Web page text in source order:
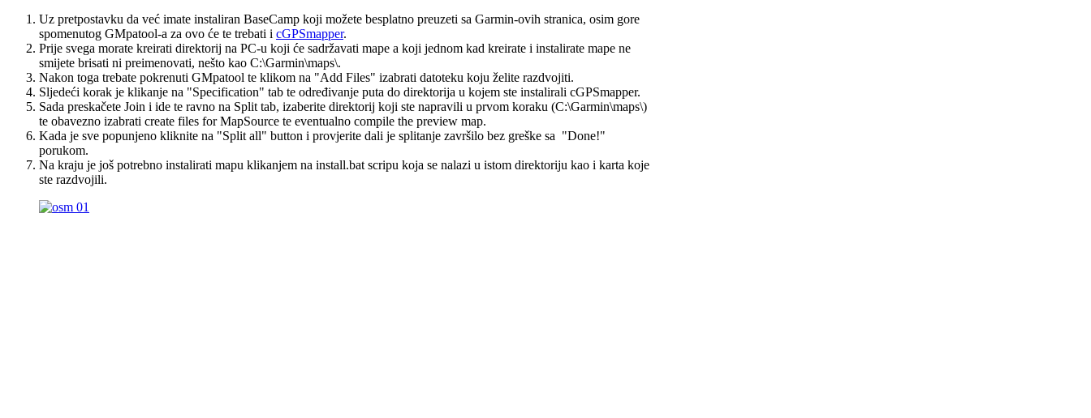
Uz pretpostavku da već imate instaliran BaseCamp koji možete besplatno preuzeti sa Garmin-ovih stranica, osim gore
spomenutog GMpatool-a za ovo će te trebati i cGPSmapper.
Prije svega morate kreirati direktorij na PC-u koji će sadržavati mape a koji jednom kad kreirate i instalirate mape ne
smijete brisati ni preimenovati, nešto kao C:\Garmin\maps\.
Nakon toga trebate pokrenuti GMpatool te klikom na "Add Files" izabrati datoteku koju želite razdvojiti.
Sljedeći korak je klikanje na "Specification" tab te određivanje puta do direktorija u kojem ste instalirali cGPSmapper.
Sada preskačete Join i ide te ravno na Split tab, izaberite direktorij koji ste napravili u prvom koraku (C:\Garmin\maps\)
te obavezno izabrati create files for MapSource te eventualno compile the preview map.
Kada je sve popunjeno kliknite na "Split all" button i provjerite dali je splitanje završilo bez greške sa "Done!"
porukom.
Na kraju je još potrebno instalirati mapu klikanjem na install.bat scripu koja se nalazi u istom direktoriju kao i karta koje
ste razdvojili.